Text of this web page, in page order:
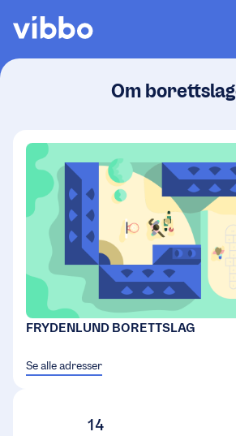
Om
FRYDENLUND BORETTSLAG
Se alle adresser
14